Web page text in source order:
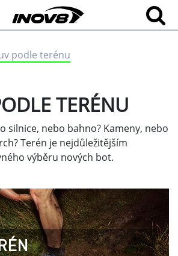
podle terénu
TERÉNU
silnice, nebo bahno? Kameny, nebo
Terén je nejdůležitějším
výběru nových bot.